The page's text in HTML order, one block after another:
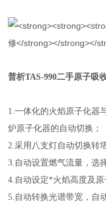
普析TAS-990二手原子吸
1.一体化的火焰原子化器
炉原子化器的自动切换；
2.采用八支灯自动切换转
3.自动设置燃气流量，选
4.自动设定*火焰高度及
5.自动转换光谱带宽，自